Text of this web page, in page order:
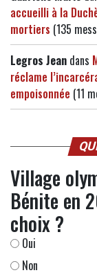
accueilli à la
mortiers (135
Legros Jean dans
réclame
empoisonnée (11
Village
Bénite en
choix ?
Oui
Non